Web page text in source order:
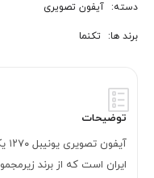
دسته: آیفون تصویری
برند ها: تکنما
توضیحات
ایران است که از برند